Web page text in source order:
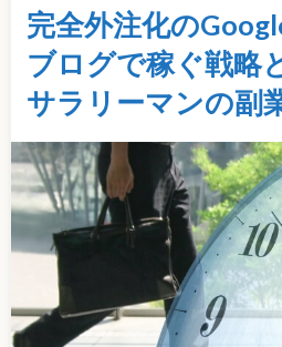
完全外注化の
ブログで稼ぐ戦略
サラリーマンの副